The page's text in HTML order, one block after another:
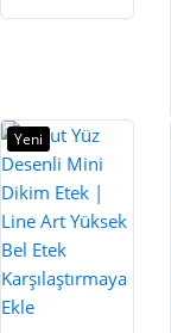
Yeni
Karşılaştırmaya
Ekle